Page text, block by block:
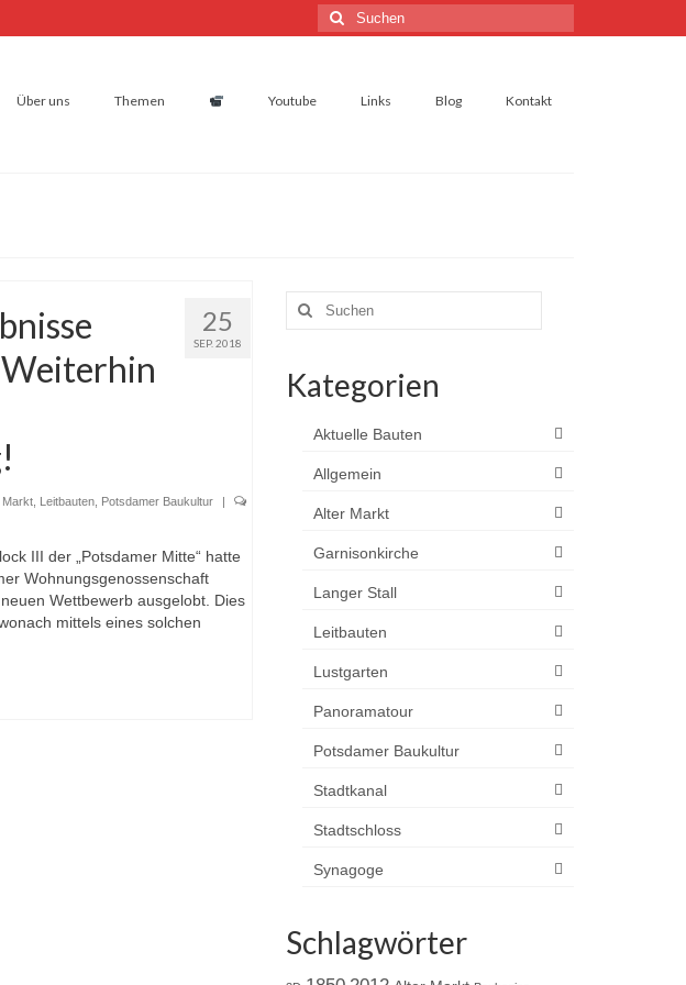
Suchen
nach:
Über uns Themen Youtube Links Blog Kontakt
25
SEP. 2018
Markt, Leitbauten, Potsdamer Baukultur
|
III der „Potsdamer Mitte“ hatte
Wohnungsgenossenschaft
Wettbewerb ausgelobt. Dies
mittels eines solchen
Suchen
nach:
Kategorien
Aktuelle Bauten
Allgemein
Alter Markt
Garnisonkirche
Langer Stall
Leitbauten
Lustgarten
Panoramatour
Potsdamer Baukultur
Stadtkanal
Stadtschloss
Synagoge
Schlagwörter